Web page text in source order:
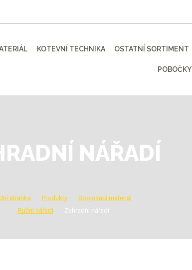
KOTEVNÍ TECHNIKA OSTATNÍ SORTIMENT
POBOČKY
NÁŘADÍ
stránka Produkty
Spojovací materiál
Ruční nářadí
Zahradní nářadí